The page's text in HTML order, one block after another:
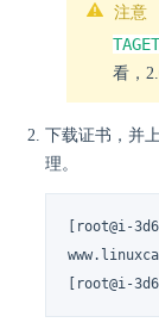
注意
TAGET
看，
下载证书，并
理。
[root@i-
[root@i-